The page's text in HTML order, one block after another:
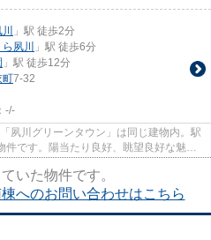
」駅 徒歩2分
夙川
」駅 徒歩6分
」駅 徒歩12分
町7-32
-/-
夙川グリーンタウン」は同じ建物内。駅
です。陽当たり良好、眺望良好な魅力
いた物件です。
へのお問い合わせはこちら